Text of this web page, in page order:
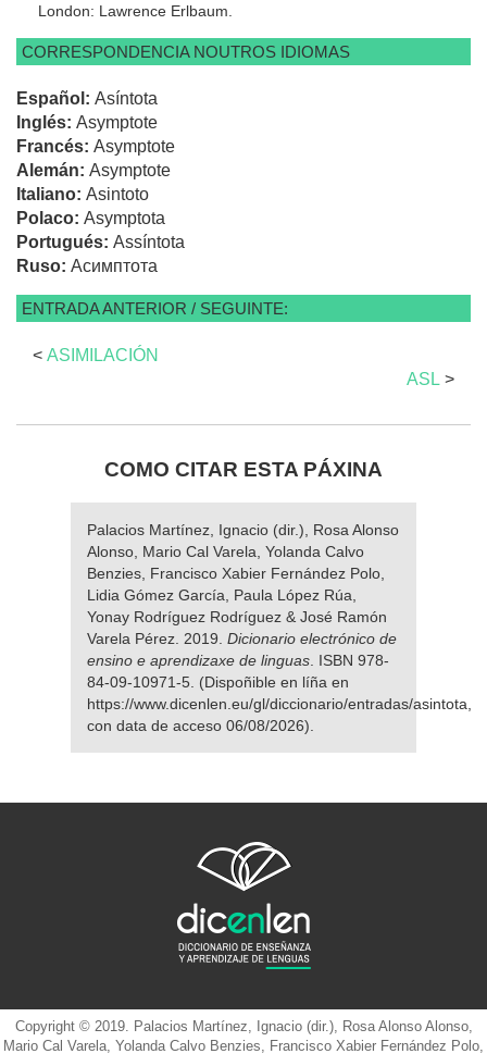
London: Lawrence Erlbaum.
CORRESPONDENCIA NOUTROS IDIOMAS
Español: Asíntota
Inglés: Asymptote
Francés: Asymptote
Alemán: Asymptote
Italiano: Asintoto
Polaco: Asymptota
Portugués: Assíntota
Ruso: Асимптота
ENTRADA ANTERIOR / SEGUINTE:
< ASIMILACIÓN
ASL >
COMO CITAR ESTA PÁXINA
Palacios Martínez, Ignacio (dir.), Rosa Alonso
Alonso, Mario Cal Varela, Yolanda Calvo
Benzies, Francisco Xabier Fernández Polo,
Lidia Gómez García, Paula López Rúa,
Yonay Rodríguez Rodríguez & José Ramón
Varela Pérez. 2019. Dicionario electrónico de
ensino e aprendizaxe de linguas . ISBN 978-
84-09-10971-5. (Dispoñible en líña en
https://www.dicenlen.eu/gl/diccionario/entradas/asintota,
con data de acceso 06/08/2026).
Copyright © 2019. Palacios Martínez, Ignacio (dir.), Rosa Alonso Alonso,
Mario Cal Varela, Yolanda Calvo Benzies, Francisco Xabier Fernández Polo,